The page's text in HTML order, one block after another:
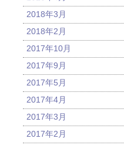
2018年3月
2018年2月
2017年10月
2017年9月
2017年5月
2017年4月
2017年3月
2017年2月